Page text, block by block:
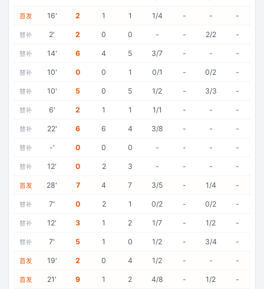
首发 16' 2 1 1 1/4 - - -
替补 2' 2 0 0 - - 2/2 -
替补 14' 6 4 5 3/7 - - -
替补 10' 0 0 1 0/1 - 0/2 -
替补 10' 5 0 5 1/2 - 3/3 -
替补 6' 2 1 1 1/1 - - -
替补 22' 6 6 4 3/8 - - -
替补 -' 0 0 0 - - - -
替补 12' 0 2 3 - - - -
首发 28' 7 4 7 3/5 - 1/4 -
替补 7' 0 2 1 0/2 - 0/2 -
替补 12' 3 1 2 1/7 - 1/2 -
替补 7' 5 1 0 1/2 - 3/4 -
首发 19' 2 0 4 1/2 - - -
首发 21' 9 1 2 4/8 - 1/2 -